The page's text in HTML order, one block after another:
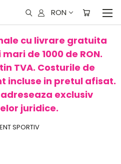
RON
cu livrare gratuita
de 1000 de RON.
TVA. Costurile de
incluse in pretul afisat.
exclusiv
juridice.
SPORTIV